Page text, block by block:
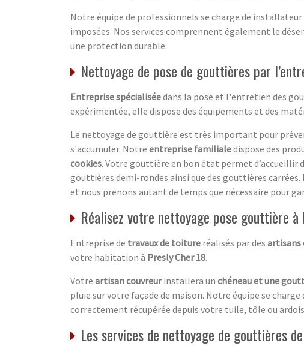
Notre équipe de professionnels se charge de
imposées. Nos services comprennent également le
une protection durable.
Nettoyage de pose de gouttières par
Entreprise spécialiséedans la pose et l'entretien des
expérimentée, elle dispose des équipements et des
Le nettoyage de gouttière est très important pour
s'accumuler. Notre entreprise familialedispose des
cookies. Votre gouttière en bon état permet d’accueillir
gouttières demi-rondes ainsi que des gouttières
et nous prenons autant de temps que nécessaire pour
Réalisez votre nettoyage pose gouttière
Entreprise de travaux de toiture réalisés par des artisans
votre habitation à Presly Cher 18.
Votre artisan couvreurinstallera un chéneau et une
pluie sur votre façade de maison. Notre équipe se
correctement récupérée depuis votre tuile, tôle ou
Les services de nettoyage de gouttières